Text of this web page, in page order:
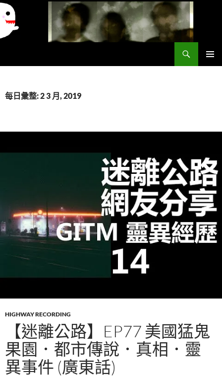
要
每日彙整: 2 3 月, 2019
HIGHWAY RECORDING
【迷離公路】EP77 美國猛鬼
果園．都市傳說．真相．靈
異事件 (廣東話)